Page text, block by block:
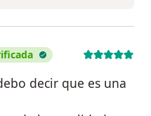
decir que es una